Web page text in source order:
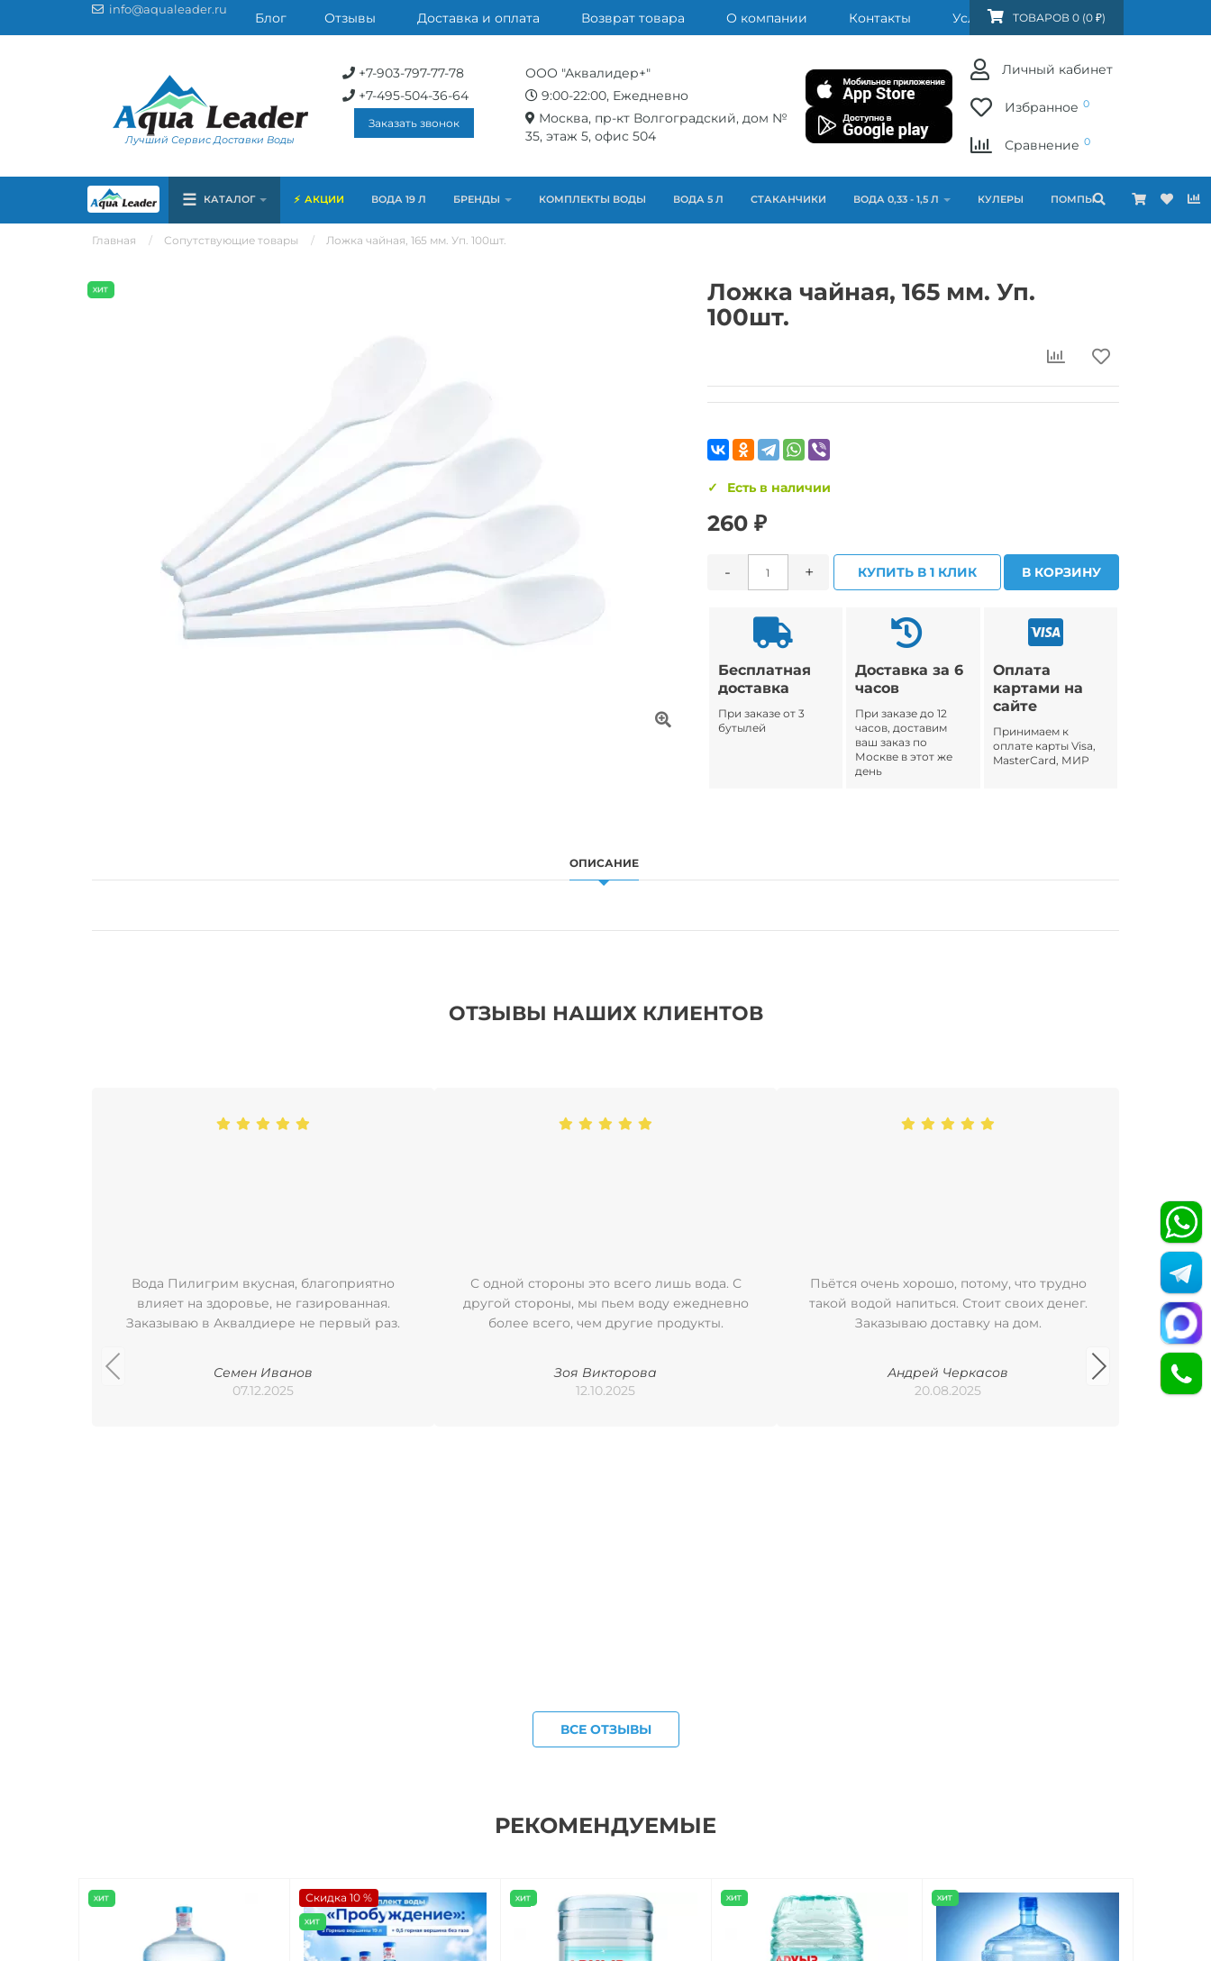
info@aqualeader.ru
Блог Отзывы Доставка и оплата Возврат товара О компании Контакты Услуги FAQ
ТОВАРОВ 0 (0 ₽)
Лучший Сервис Доставки Воды
+7-903-797-77-78
+7-495-504-36-64
Заказать звонок
ООО "Аквалидер+"
9:00-22:00, Ежедневно
Москва, пр-кт Волгоградский, дом №
35, этаж 5, офис 504
Личный кабинет
Избранное 0
Сравнение 0
☰ КАТАЛОГ АКЦИИ ВОДА 19 Л БРЕНДЫ КОМПЛЕКТЫ ВОДЫ ВОДА 5 Л СТАКАНЧИКИ ВОДА 0,33 - 1,5 Л КУЛЕРЫ ПОМПЫ
Главная Сопутствующие товары Ложка чайная, 165 мм. Уп. 100шт.
Ложка чайная, 165 мм. Уп.
100шт.
Есть в наличии
260 ₽
- + КУПИТЬ В 1 КЛИК В КОРЗИНУ
Бесплатная
доставка
При заказе от 3
бутылей
Доставка за 6
часов
При заказе до 12
часов, доставим
ваш заказ по
Москве в этот же
день
Оплата
картами на
сайте
Принимаем к
оплате карты Visa,
MasterCard, МИР
ОПИСАНИЕ
ОТЗЫВЫ НАШИХ КЛИЕНТОВ
Вода Пилигрим вкусная, благоприятно
влияет на здоровье, не газированная.
Заказываю в Аквалдиере не первый раз.
Семен Иванов
07.12.2025
С одной стороны это всего лишь вода. С
другой стороны, мы пьем воду ежедневно
более всего, чем другие продукты.
Зоя Викторова
12.10.2025
Пьётся очень хорошо, потому, что трудно
такой водой напиться. Стоит своих денег.
Заказываю доставку на дом.
Андрей Черкасов
20.08.2025
уже
ВСЕ ОТЗЫВЫ
РЕКОМЕНДУЕМЫЕ
Скидка 10 %